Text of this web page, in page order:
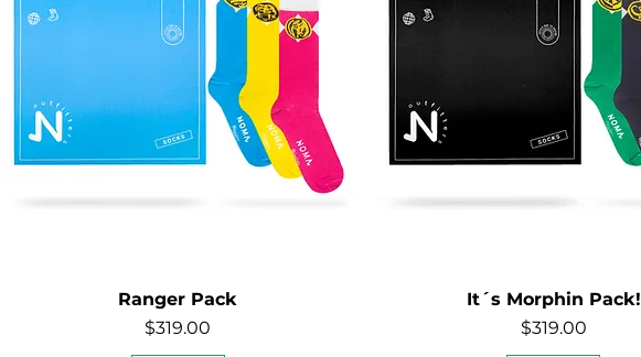
Vista rápida
Ranger Pack
Precio
$319.00
Vista rápida
It´s Morphin Pack!
Precio
$319.00